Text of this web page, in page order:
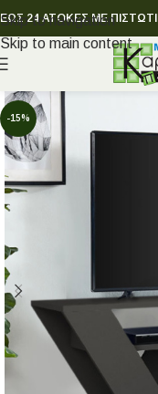
Skip to navigation
Skip to main content
ΕΩΣ 24 ΑΤΟΚΕΣ ΜΕ
-15%